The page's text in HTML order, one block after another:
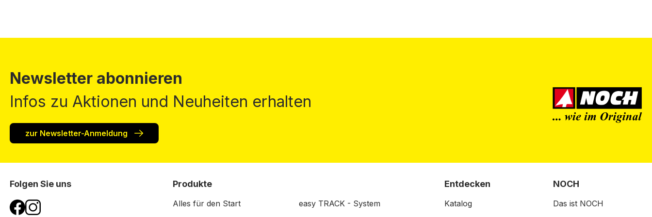
Newsletter abonnieren
Infos zu Aktionen und Neuheiten erhalten
zur Newsletter-Anmeldung
Folgen Sie uns Produkte
Alles für den Start
easy TRACK - System
Entdecken
Katalog
NOCH
Das ist NOCH